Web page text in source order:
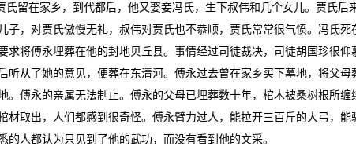
氏留在家乡，到代都后，他又娶妾冯氏，生下叔伟和几个女儿。贾氏后
子，对贾氏傲慢无礼，叔伟对贾氏也不恭顺，贾氏常常很气愤。冯氏死
求将傅永埋葬在他的封地贝丘县。事情经过司徒裁决，司徒胡国珍很仰
听从了她的意见，便葬在东清河。傅永过去曾在家乡买下墓地，将父母
。傅永的亲属无法制止。傅永的父母已埋葬数十年，棺木被桑树根所缠
材取出，人们都感到很奇怪。傅永臂力过人，能拉开三百斤的大弓，能
人都认为只见到了他的武功，而没有看到他的文采。